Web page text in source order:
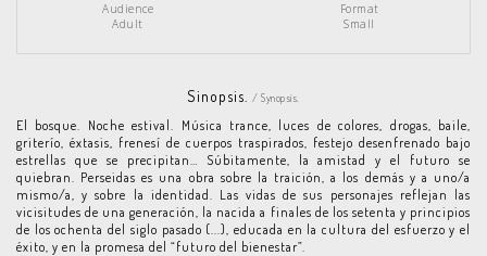
Audience
Adult
Format
Small
Sinopsis./ Synopsis.
El bosque. Noche estival. Música trance, luces de colores, drogas, baile,
griterío, éxtasis, frenesí de cuerpos traspirados, festejo desenfrenado bajo
estrellas que se precipitan… Súbitamente, la amistad y el futuro se
quiebran. Perseidas es una obra sobre la traición, a los demás y a uno/a
mismo/a, y sobre la identidad. Las vidas de sus personajes reflejan las
vicisitudes de una generación, la nacida a finales de los setenta y principios
de los ochenta del siglo pasado (...), educada en la cultura del esfuerzo y el
éxito, y en la promesa del “futuro del bienestar”.